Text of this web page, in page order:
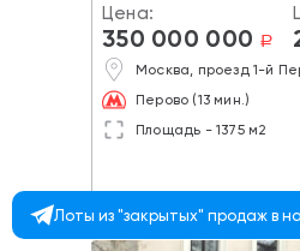
Цена:
350 000 000 a
Москва, проезд 1-й
Перово (13 мин.)
Площадь - 1375 м2
Лоты из "закрытых" продаж в